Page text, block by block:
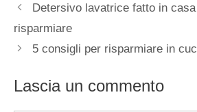
Detersivo lavatrice fatto in
risparmiare
5 consigli per risparmiare in
Lascia un commento